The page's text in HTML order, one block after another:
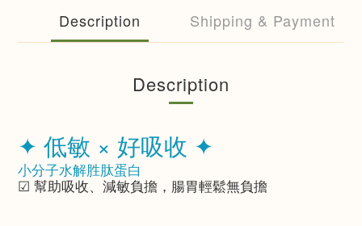
Description Shipping & Payment
Description
✦ 低敏 × 好吸收 ✦
小分子水解胜肽蛋白
☑ 幫助吸收、減敏負擔，腸胃輕鬆無負擔